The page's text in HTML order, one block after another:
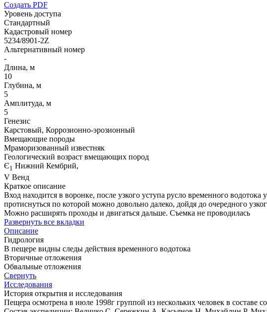
Создать PDF
Уровень доступа
Стандартный
Кадастровый номер
5234/8901-2Z
Альтернативный номер
-
Длина, м
10
Глубина, м
5
Амплитуда, м
5
Генезис
Карстовый, Коррозионно-эрозионный
Вмещающие породы
Мраморизованный известняк
Геологический возраст вмещающих пород
Є1 Нижний Кембрий,
V Венд
Краткое описание
Вход находится в воронке, после узкого уступа русло временного водотока
протиснуться по которой можно довольно далеко, дойдя до очередного
Можно расширять проходы и двигаться дальше. Съемка не проводилась
Развернуть все вкладки
Описание
Гидрология
В пещере видны следы действия временного водотока
Вторичные отложения
Обвальные отложения
Свернуть
Исследования
История открытия и исследования
Пещера осмотрена в июле 1998г группой из нескольких человек в составе